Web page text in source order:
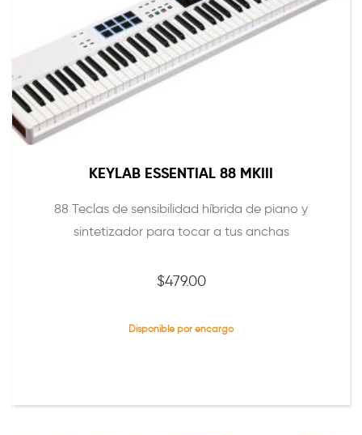
KEYLAB ESSENTIAL 88 MKIII
88 Teclas de sensibilidad híbrida de piano y
sintetizador para tocar a tus anchas
$479.00
Disponible por encargo